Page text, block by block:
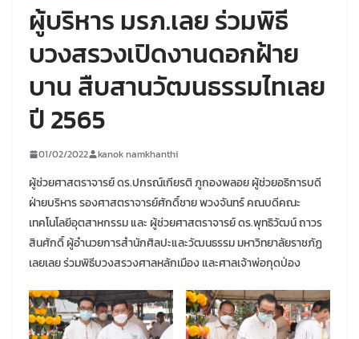
ผู้บริหาร มรภ.เลย ร่วมพิธี
บวงสรวงเปิดงานดอกฝ้าย
บาน สืบสานวัฒนธรรมไทเลย
ปี 2565
01/02/2022 kanok namkhanthi
ผู้ช่วยศาสตราจารย์ ดร.ปกรณ์เกียรติ ภูกองพลอย ผู้ช่วยอธิการบดี
ฝ่ายบริหาร รองศาสตราจารย์ศักดิ์ชาย พวงจันทร์ คณบดีคณะ
เทคโนโลยีอุตสาหกรรม และ ผู้ช่วยศาสตราจารย์ ดร.พุทธิวัฒน์ ถาวร
สินศักดิ์ ผู้อำนวยการสำนักศิลปะและวัฒนธรรม มหาวิทยาลัยราชภัฏ
เลยเลย ร่วมพิธีบวงสรวงศาลหลักเมือง และศาลเจ้าพ่อกุดป่อง